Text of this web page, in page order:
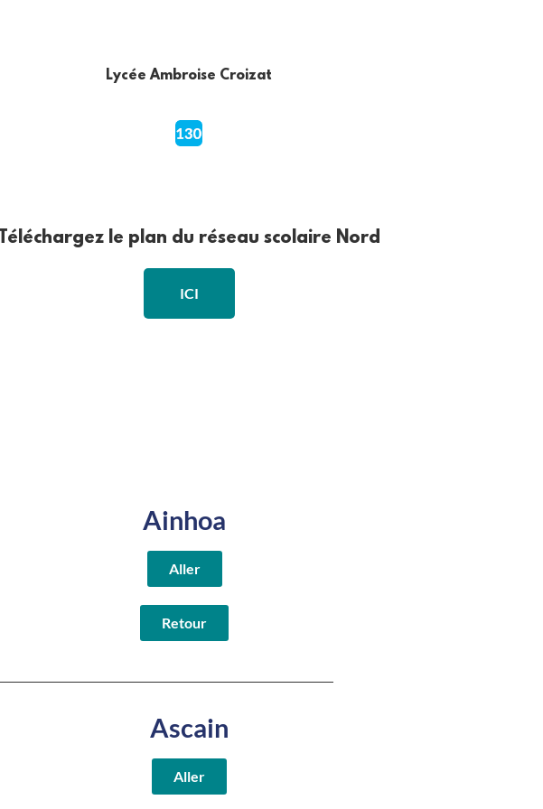
Lycée Ambroise Croizat
Téléchargez le plan du réseau scolaire Nord
ICI
Ainhoa
Aller
Retour
Ascain
Aller